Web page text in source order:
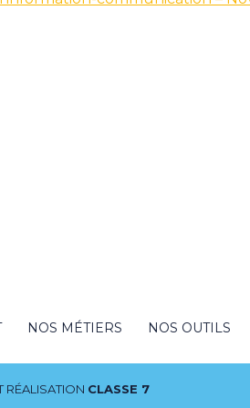
NOS MÉTIERS NOS OUTILS
RÉALISATION CLASSE 7